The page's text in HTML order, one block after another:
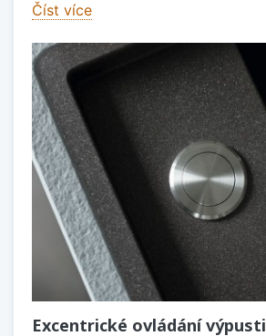
Číst více
Excentrické ovládání výpusti